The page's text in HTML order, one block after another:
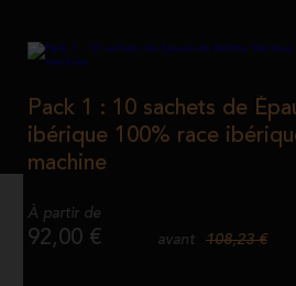
Pack 1 : 10 sachets de
ibérique 100% race
machine
À partir de
92,00 € avant 108,23 €